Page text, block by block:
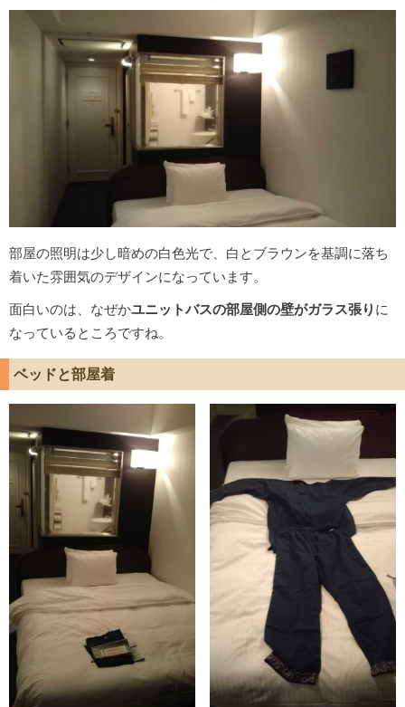
部屋の照明は少し暗めの白色光で、白とブラウンを基調に落ち
着いた雰囲気のデザインになっています。
面白いのは、なぜかユニットバスの部屋側の壁がガラス張り に
なっているところですね。
ベッドと部屋着